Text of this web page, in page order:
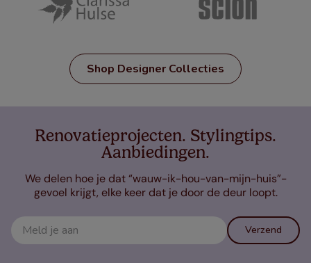
Shop Designer Collecties
Renovatieprojecten. Stylingtips.
Aanbiedingen.
We delen hoe je dat “wauw-ik-hou-van-mijn-huis”-
gevoel krijgt, elke keer dat je door de deur loopt.
Verzend